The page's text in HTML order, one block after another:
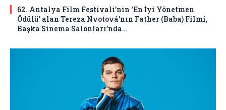
62. Antalya Film Festivali’nin ‘En İyi Yönetmen
Ödülü’ alan Tereza Nvotová’nın Father (Baba) Filmi,
Başka Sinema Salonları’nda…